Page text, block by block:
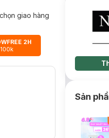
giao hàng
2H
Sản